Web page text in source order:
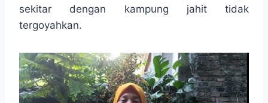
sekitar dengan kampung jahit tidak
tergoyahkan.